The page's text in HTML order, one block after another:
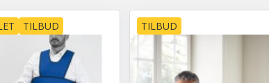
TILBUD TILBUD